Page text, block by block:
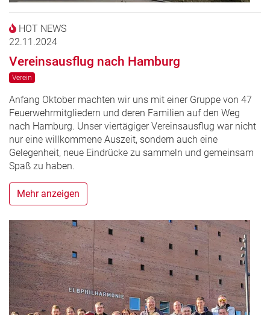
HOT NEWS
22.11.2024
Vereinsausflug nach Hamburg
Verein
Anfang Oktober machten wir uns mit einer Gruppe von 47
Feuerwehrmitgliedern und deren Familien auf den Weg
nach Hamburg. Unser viertägiger Vereinsausflug war nicht
nur eine willkommene Auszeit, sondern auch eine
Gelegenheit, neue Eindrücke zu sammeln und gemeinsam
Spaß zu haben.
Mehr anzeigen